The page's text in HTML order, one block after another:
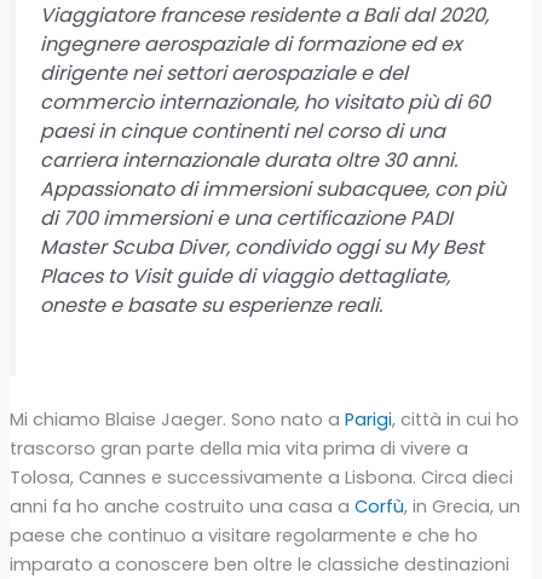
Viaggiatore francese residente a Bali dal 2020,
ingegnere aerospaziale di formazione ed ex
dirigente nei settori aerospaziale e del
commercio internazionale, ho visitato più di 60
paesi in cinque continenti nel corso di una
carriera internazionale durata oltre 30 anni.
Appassionato di immersioni subacquee, con più
di 700 immersioni e una certificazione PADI
Master Scuba Diver, condivido oggi su My Best
Places to Visit guide di viaggio dettagliate,
oneste e basate su esperienze reali.
Mi chiamo Blaise Jaeger. Sono nato a Parigi, città in cui ho
trascorso gran parte della mia vita prima di vivere a
Tolosa, Cannes e successivamente a Lisbona. Circa dieci
anni fa ho anche costruito una casa a Corfù, in Grecia, un
paese che continuo a visitare regolarmente e che ho
imparato a conoscere ben oltre le classiche destinazioni